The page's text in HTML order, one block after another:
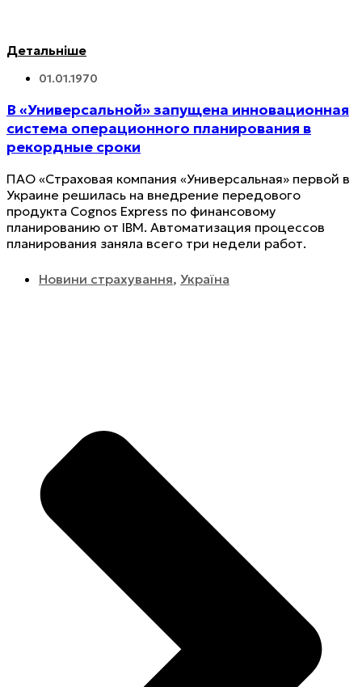
Детальніше
01.01.1970
В «Универсальной» запущена инновационная
система операционного планирования в
рекордные сроки
ПАО «Страховая компания «Универсальная» первой в
Украине решилась на внедрение передового
продукта Cognos Express по финансовому
планированию от IBM. Автоматизация процессов
планирования заняла всего три недели работ.
Новини страхування, Україна